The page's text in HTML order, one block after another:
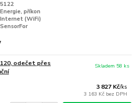
5122
Energie, příkon
Internet (WiFi)
SensorFor
odečet přes
3 827 Kč/ks
3 163 Kč bez DPH
Skladem 58 ks